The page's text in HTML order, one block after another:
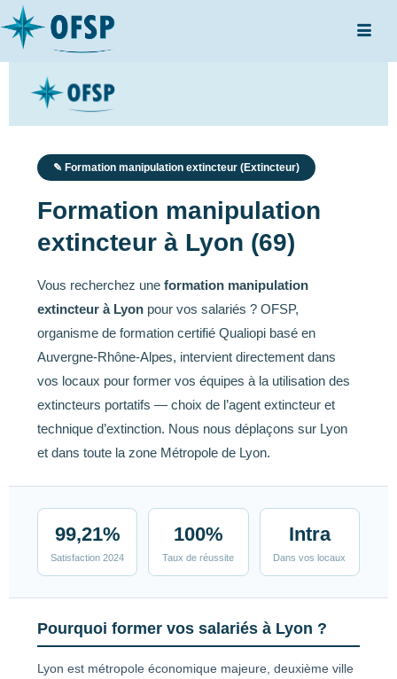
✎ Formation manipulation extincteur (Extincteur)
Formation manipulation
extincteur à Lyon (69)
Vous recherchez une formation manipulation
extincteur à Lyon pour vos salariés ? OFSP,
organisme de formation certifié Qualiopi basé en
Auvergne-Rhône-Alpes, intervient directement dans
vos locaux pour former vos équipes à la utilisation des
extincteurs portatifs — choix de l’agent extincteur et
technique d’extinction. Nous nous déplaçons sur Lyon
et dans toute la zone Métropole de Lyon.
99,21%
Satisfaction 2024
100%
Taux de réussite
Intra
Dans vos locaux
Pourquoi former vos salariés à Lyon ?
Lyon est métropole économique majeure, deuxième ville